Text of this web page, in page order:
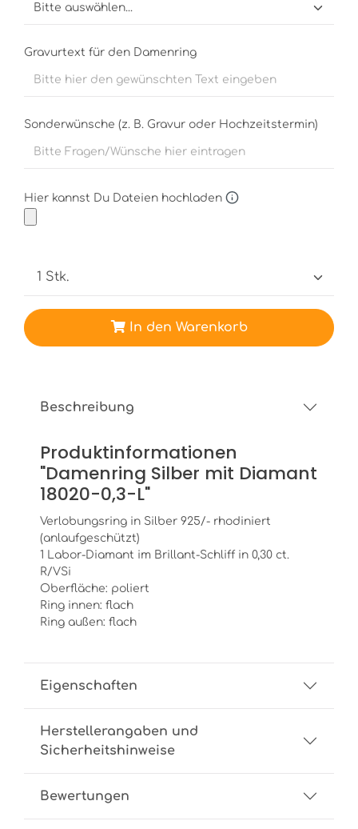
Gravurtext für den Damenring
Sonderwünsche (z. B. Gravur oder Hochzeitstermin)
Hier kannst Du Dateien hochladen
In den Warenkorb
Beschreibung
Produktinformationen
"Damenring Silber mit Diamant
18020-0,3-L"
Verlobungsring in Silber 925/- rhodiniert
(anlaufgeschützt)
1 Labor-Diamant im Brillant-Schliff in 0,30 ct.
R/VSi
Oberfläche: poliert
Ring innen: flach
Ring außen: flach
Eigenschaften
Herstellerangaben und
Sicherheitshinweise
Bewertungen